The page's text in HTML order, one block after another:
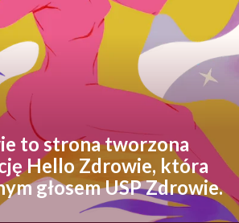
to strona tworzona
Hello Zdrowie, która
głosem USP Zdrowie.